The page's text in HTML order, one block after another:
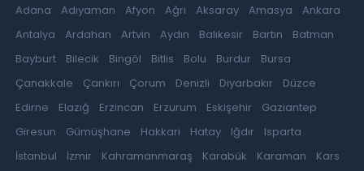
Adana Adıyaman Afyon Ağrı Aksaray Amasya
Ankara
Antalya
Ardahan Artvin Aydın Balıkesir Bartın
Batman
Bayburt
Bilecik Bingöl Bitlis Bolu Burdur
Bursa
Çanakkale
Çankırı Çorum Denizli Diyarbakır
Düzce
Edirne
Elazığ Erzincan Erzurum Eskişehir
Gaziantep
Giresun
Gümüşhane Hakkari Hatay Iğdır
Isparta
İstanbul
İzmir Kahramanmaraş Karabük Karaman
Kars